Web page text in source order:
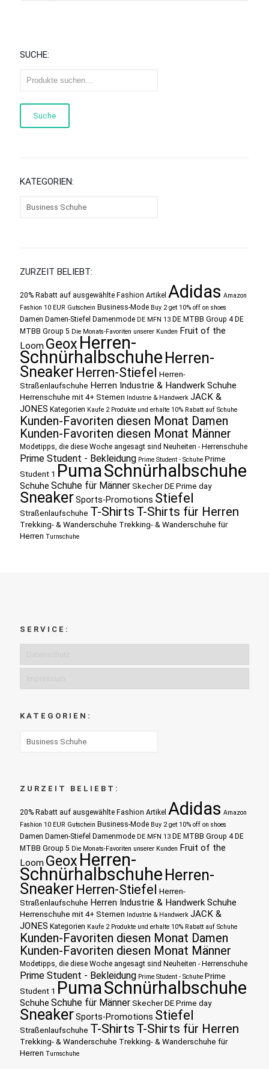
SUCHE:
Suche
KATEGORIEN:
ZURZEIT BELIEBT:
20% Rabatt auf ausgewählte Fashion Artikel Adidas Amazon
Fashion 10 EUR Gutschein Business-Mode Buy 2 get 10% off on shoes
Damen Damen-Stiefel Damenmode DE MFN 13 DE MTBB Group 4 DE
MTBB Group 5 Die Monats-Favoriten unserer Kunden Fruit of the
Loom Geox Herren-
Schnürhalbschuhe Herren-
Sneaker Herren-Stiefel
Herren-
Straßenlaufschuhe Herren Industrie & Handwerk Schuhe
Herrenschuhe mit 4+ Sternen Industrie & Handwerk JACK &
JONES Kategorien Kaufe 2 Produkte und erhalte 10% Rabatt auf Schuhe
Kunden-Favoriten diesen Monat Damen
Kunden-Favoriten diesen Monat Männer
Modetipps, die diese Woche angesagt sind Neuheiten - Herrenschuhe
Prime Student - Bekleidung Prime Student - Schuhe Prime
Student 1 PumaSchnürhalbschuhe
Schuhe Schuhe für Männer Skecher DE Prime day
SneakerSports-Promotions Stiefel
Straßenlaufschuhe T-Shirts T-Shirts für Herren
Trekking- & Wanderschuhe Trekking- & Wanderschuhe für
Herren Turnschuhe
SERVICE:
KATEGORIEN:
ZURZEIT BELIEBT:
20% Rabatt auf ausgewählte Fashion Artikel Adidas Amazon
Fashion 10 EUR Gutschein Business-Mode Buy 2 get 10% off on shoes
Damen Damen-Stiefel Damenmode DE MFN 13 DE MTBB Group 4 DE
MTBB Group 5 Die Monats-Favoriten unserer Kunden Fruit of the
Loom Geox Herren-
Schnürhalbschuhe Herren-
Sneaker Herren-Stiefel
Herren-
Straßenlaufschuhe Herren Industrie & Handwerk Schuhe
Herrenschuhe mit 4+ Sternen Industrie & Handwerk JACK &
JONES Kategorien Kaufe 2 Produkte und erhalte 10% Rabatt auf Schuhe
Kunden-Favoriten diesen Monat Damen
Kunden-Favoriten diesen Monat Männer
Modetipps, die diese Woche angesagt sind Neuheiten - Herrenschuhe
Prime Student - Bekleidung Prime Student - Schuhe Prime
Student 1 PumaSchnürhalbschuhe
Schuhe Schuhe für Männer Skecher DE Prime day
SneakerSports-Promotions Stiefel
Straßenlaufschuhe T-Shirts T-Shirts für Herren
Trekking- & Wanderschuhe Trekking- & Wanderschuhe für
Herren Turnschuhe